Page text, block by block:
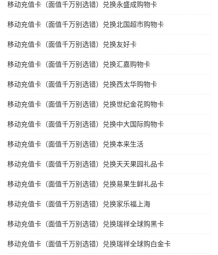
移动充值卡（面值千万别选错）兑换永盛成购物卡
移动充值卡（面值千万别选错）兑换北国超市购物卡
移动充值卡（面值千万别选错）兑换友好卡
移动充值卡（面值千万别选错）兑换汇嘉购物卡
移动充值卡（面值千万别选错）兑换西太华购物卡
移动充值卡（面值千万别选错）兑换世纪金花购物卡
移动充值卡（面值千万别选错）兑换中大国际购物卡
移动充值卡（面值千万别选错）兑换本来生活
移动充值卡（面值千万别选错）兑换天天果园礼品卡
移动充值卡（面值千万别选错）兑换易果生鲜礼品卡
移动充值卡（面值千万别选错）兑换家乐福上海
移动充值卡（面值千万别选错）兑换瑞祥全球购黑卡
移动充值卡（面值千万别选错）兑换瑞祥全球购白金卡